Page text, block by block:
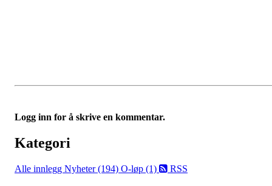
Logg inn for å skrive en kommentar.
Kategori
Alle innlegg Nyheter (194) O-løp (1) RSS